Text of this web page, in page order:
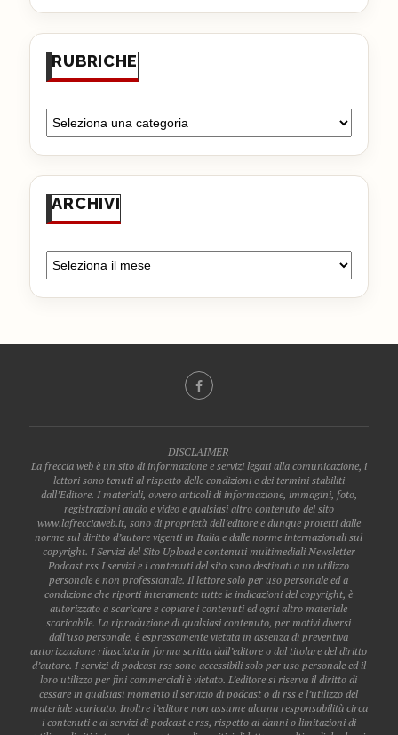
RUBRICHE
ARCHIVI
DISCLAIMER
La freccia web è un sito di informazione e servizi legati alla comunicazione, i
lettori sono tenuti al rispetto delle condizioni e dei termini stabiliti
dall’Editore. I materiali, ovvero articoli di informazione, immagini, foto,
registrazioni audio e video e qualsiasi altro contenuto del sito
www.lafrecciaweb.it, sono di proprietà dell’editore e dunque protetti dalle
norme sul diritto d’autore vigenti in Italia e dalle norme internazionali sul
copyright. I Servizi del Sito Upload e contenuti multimediali Newsletter
Podcast rss I servizi e i contenuti del sito sono destinati a un utilizzo
personale e non professionale. Il lettore solo per uso personale ed a
condizione che riporti interamente tutte le indicazioni del copyright, è
autorizzato a scaricare e copiare i contenuti ed ogni altro materiale
scaricabile. La riproduzione di qualsiasi contenuto, per motivi diversi
dall’uso personale, è espressamente vietata in assenza di preventiva
autorizzazione rilasciata in forma scritta dall’editore o dal titolare del diritto
d’autore. I servizi di podcast rss sono accessibili solo per uso personale ed il
loro utilizzo per fini commerciali è vietato. L’editore si riserva il diritto di
cessare in qualsiasi momento il servizio di podcast o di rss e l’utilizzo del
materiale scaricato. Inoltre l’editore non assume alcuna responsabilità circa
i contenuti e ai servizi di podcast e rss, rispetto ai danni o limitazioni di